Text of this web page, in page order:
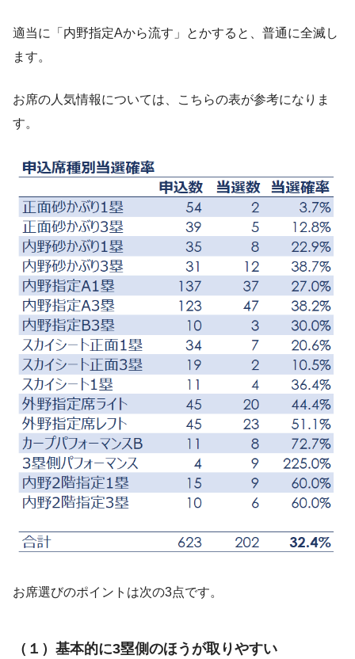
適当に「内野指定Aから流す」とかすると、普通に全滅し
ます。
お席の人気情報については、こちらの表が参考になりま
す。
お席選びのポイントは次の3点です。
（１）基本的に3塁側のほうが取りやすい